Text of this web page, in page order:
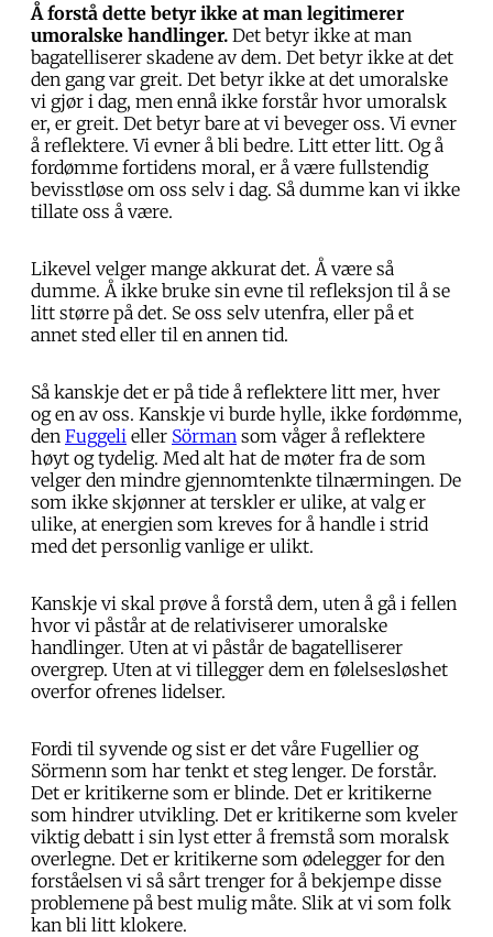
Å forstå dette betyr ikke at man legitimerer
umoralske handlinger. Det betyr ikke at man
bagatelliserer skadene av dem. Det betyr ikke at det
den gang var greit. Det betyr ikke at det umoralske
vi gjør i dag, men ennå ikke forstår hvor umoralsk
er, er greit. Det betyr bare at vi beveger oss. Vi evner
å reflektere. Vi evner å bli bedre. Litt etter litt. Og å
fordømme fortidens moral, er å være fullstendig
bevisstløse om oss selv i dag. Så dumme kan vi ikke
tillate oss å være.
Likevel velger mange akkurat det. Å være så
dumme. Å ikke bruke sin evne til refleksjon til å se
litt større på det. Se oss selv utenfra, eller på et
annet sted eller til en annen tid.
Så kanskje det er på tide å reflektere litt mer, hver
og en av oss. Kanskje vi burde hylle, ikke fordømme,
den Fuggeli eller Sörman som våger å reflektere
høyt og tydelig. Med alt hat de møter fra de som
velger den mindre gjennomtenkte tilnærmingen. De
som ikke skjønner at terskler er ulike, at valg er
ulike, at energien som kreves for å handle i strid
med det personlig vanlige er ulikt.
Kanskje vi skal prøve å forstå dem, uten å gå i fellen
hvor vi påstår at de relativiserer umoralske
handlinger. Uten at vi påstår de bagatelliserer
overgrep. Uten at vi tillegger dem en følelsesløshet
overfor ofrenes lidelser.
Fordi til syvende og sist er det våre Fugellier og
Sörmenn som har tenkt et steg lenger. De forstår.
Det er kritikerne som er blinde. Det er kritikerne
som hindrer utvikling. Det er kritikerne som kveler
viktig debatt i sin lyst etter å fremstå som moralsk
overlegne. Det er kritikerne som ødelegger for den
forståelsen vi så sårt trenger for å bekjempe disse
problemene på best mulig måte. Slik at vi som folk
kan bli litt klokere.